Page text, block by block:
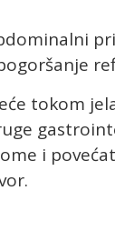
tokom
i